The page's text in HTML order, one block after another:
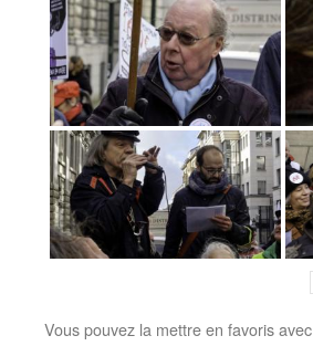
Vous pouvez la mettre en favoris avec